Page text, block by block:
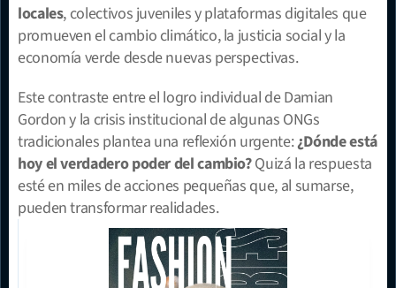
locales, colectivos juveniles y plataformas digitales que
promueven el cambio climático, la justicia social y la
economía verde desde nuevas perspectivas.
Este contraste entre el logro individual de Damian
Gordon y la crisis institucional de algunas ONGs
tradicionales plantea una reflexión urgente: ¿Dónde está
hoy el verdadero poder del cambio? Quizá la respuesta
esté en miles de acciones pequeñas que, al sumarse,
pueden transformar realidades.